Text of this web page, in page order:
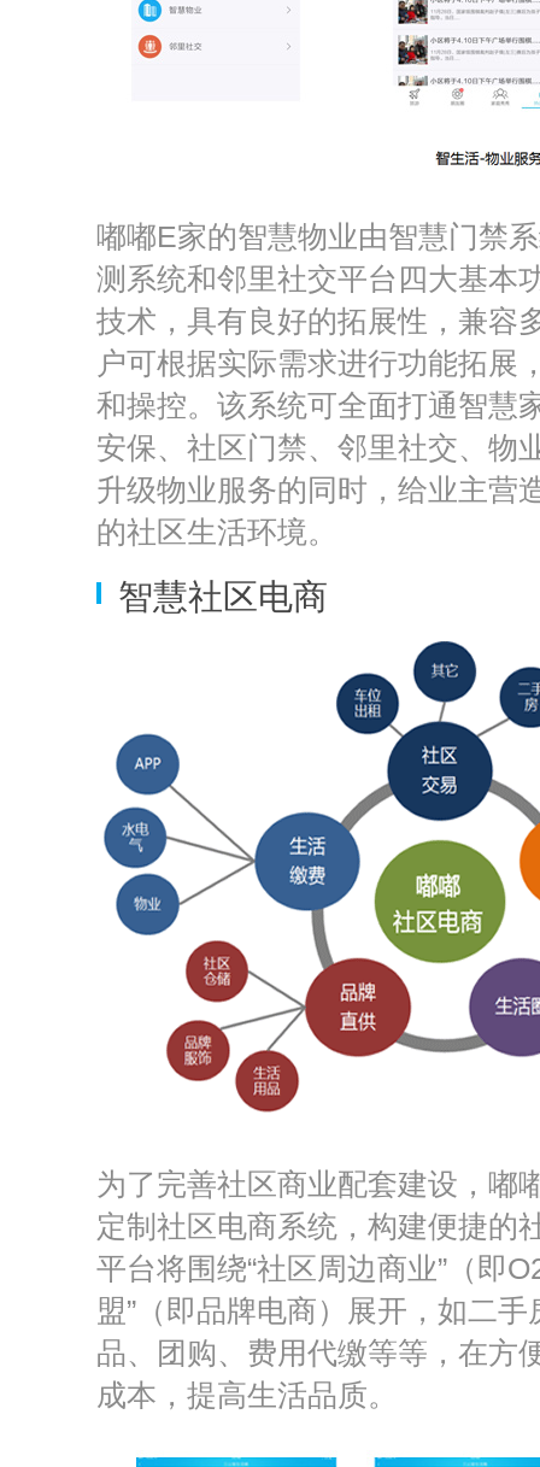
嘟嘟E家的智慧物业由智慧门禁
测系统和邻里社交平台四大基本
技术，具有良好的拓展性，兼容
户可根据实际需求进行功能拓展
和操控。该系统可全面打通智慧
安保、社区门禁、邻里社交、物
升级物业服务的同时，给业主营
的社区生活环境。
智慧社区电商
为了完善社区商业配套建设，嘟
定制社区电商系统，构建便捷的
平台将围绕“社区周边商业”（即
盟”（即品牌电商）展开，如二
品、团购、费用代缴等等，在方
成本，提高生活品质。